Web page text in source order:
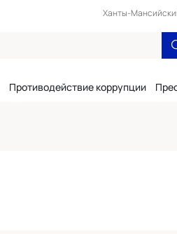
Ханты-
Противодействие коррупции